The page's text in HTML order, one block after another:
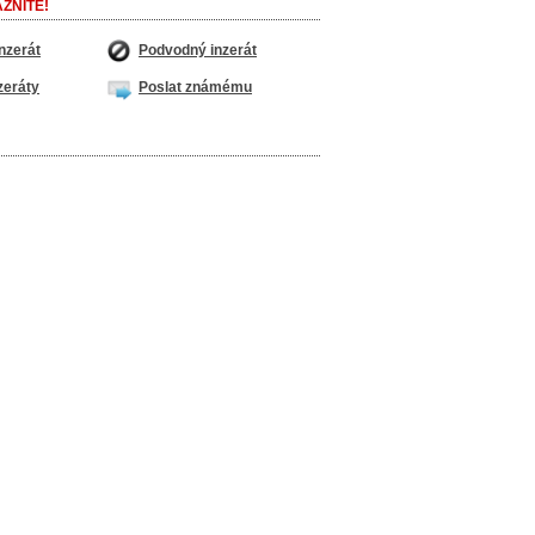
Podvodný inzerát
Poslat známému